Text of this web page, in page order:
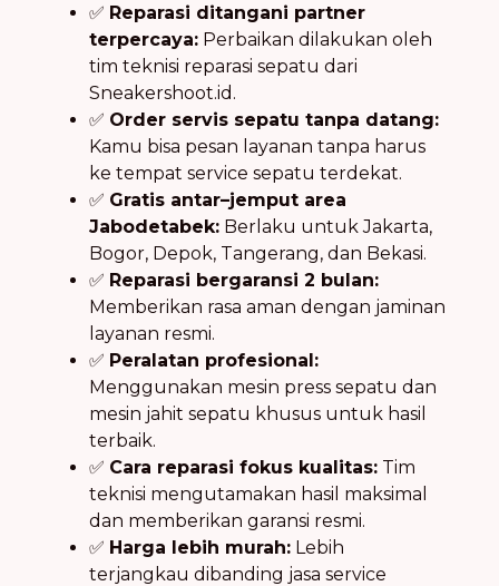
✅ Reparasi ditangani partner
terpercaya: Perbaikan dilakukan oleh
tim teknisi reparasi sepatu dari
Sneakershoot.id.
✅ Order servis sepatu tanpa datang:
Kamu bisa pesan layanan tanpa harus
ke tempat service sepatu terdekat.
✅ Gratis antar–jemput area
Jabodetabek: Berlaku untuk Jakarta,
Bogor, Depok, Tangerang, dan Bekasi.
✅ Reparasi bergaransi 2 bulan:
Memberikan rasa aman dengan jaminan
layanan resmi.
✅ Peralatan profesional:
Menggunakan mesin press sepatu dan
mesin jahit sepatu khusus untuk hasil
terbaik.
✅ Cara reparasi fokus kualitas: Tim
teknisi mengutamakan hasil maksimal
dan memberikan garansi resmi.
✅ Harga lebih murah: Lebih
terjangkau dibanding jasa service